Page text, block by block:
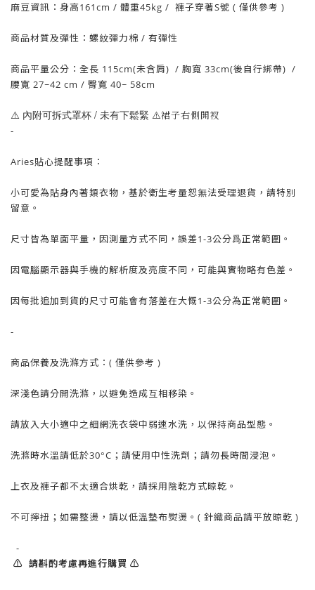
麻豆資訊： 身高161cm / 體重45kg / 褲子穿著S號 ( 僅供參考 )
商品材質及彈性：螺紋彈力棉 / 有彈性
商品平量公分：全長 115cm(未含肩) / 胸寬 33cm(後自行綁帶) /
腰寬 27~42 cm / 臀寬 40~ 58cm
⚠️ 內附可拆式罩杯 / 未有下鬆緊 ⚠️裙子右側開衩
-
Aries貼心提醒事項：
小可愛為貼身內著類衣物，基於衛生考量恕無法受理退貨，請特別
留意。
尺寸皆為單面平量，因測量方式不同，誤差1-3公分爲正常範圍。
因電腦顯示器與手機的解析度及亮度不同，可能與實物略有色差。
因每批追加到貨的尺寸可能會有落差在大慨1-3公分為正常範圍。
-
商品保養及洗滌方式：( 僅供參考 )
深淺色請分開洗滌，以避免造成互相移染。
請放入大小適中之細網洗衣袋中弱速水洗，以保持商品型態。
洗滌時水溫請低於30°C；請使用中性洗劑；請勿長時間浸泡。
上衣及褲子都不太適合烘乾，請採用陰乾方式晾乾。
不可擰扭；如需整燙，請以低溫墊布熨燙。( 針織商品請平放晾乾 )
-
⚠️ 請斟酌考慮再進行購買 ⚠️